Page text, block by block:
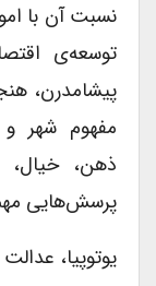
نسبت آن با
توسعه‌ی
پیشامدرن،
مفهوم شهر و
ذهن، خیال،
پرسش‌هایی مهم
یوتوپیا،